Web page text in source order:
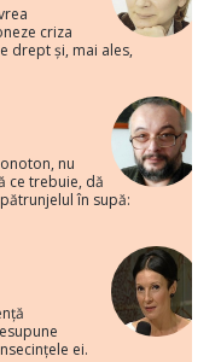
criza
drept și, mai ales,
nu
ce trebuie, dă
în supă:
ei.